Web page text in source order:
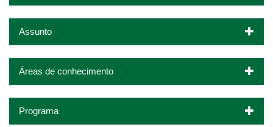
Assunto
Áreas de conhecimento
Programa